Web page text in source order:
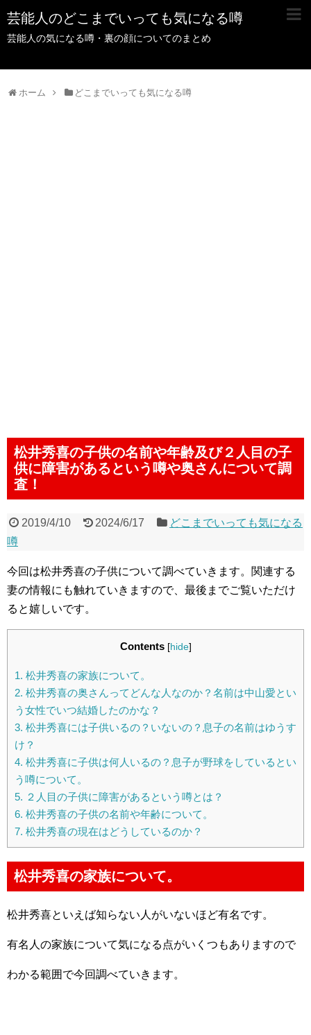
芸能人のどこまでいっても気になる噂
芸能人の気になる噂・裏の顔についてのまとめ
ホーム どこまでいっても気になる噂
松井秀喜の子供の名前や年齢及び２人目の子
供に障害があるという噂や奥さんについて調
査！
2019/4/10 2024/6/17
どこまでいっても気になる
噂
今回は松井秀喜の子供について調べていきます。関連する
妻の情報にも触れていきますので、最後までご覧いただけ
ると嬉しいです。
Contents [hide]
1. 松井秀喜の家族について。
2. 松井秀喜の奥さんってどんな人なのか？名前は中山愛とい
う女性でいつ結婚したのかな？
3. 松井秀喜には子供いるの？いないの？息子の名前はゆうす
け？
4. 松井秀喜に子供は何人いるの？息子が野球をしているとい
う噂について。
5. ２人目の子供に障害があるという噂とは？
6. 松井秀喜の子供の名前や年齢について。
7. 松井秀喜の現在はどうしているのか？
松井秀喜の家族について。
松井秀喜といえば知らない人がいないほど有名です。
有名人の家族について気になる点がいくつもありますので
わかる範囲で今回調べていきます。